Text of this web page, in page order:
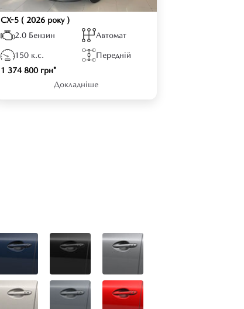
CX-5 ( 2026 року )
2.0 Бензин
Автомат
150 к.с.
Передній
1 374 800 грн*
Докладніше